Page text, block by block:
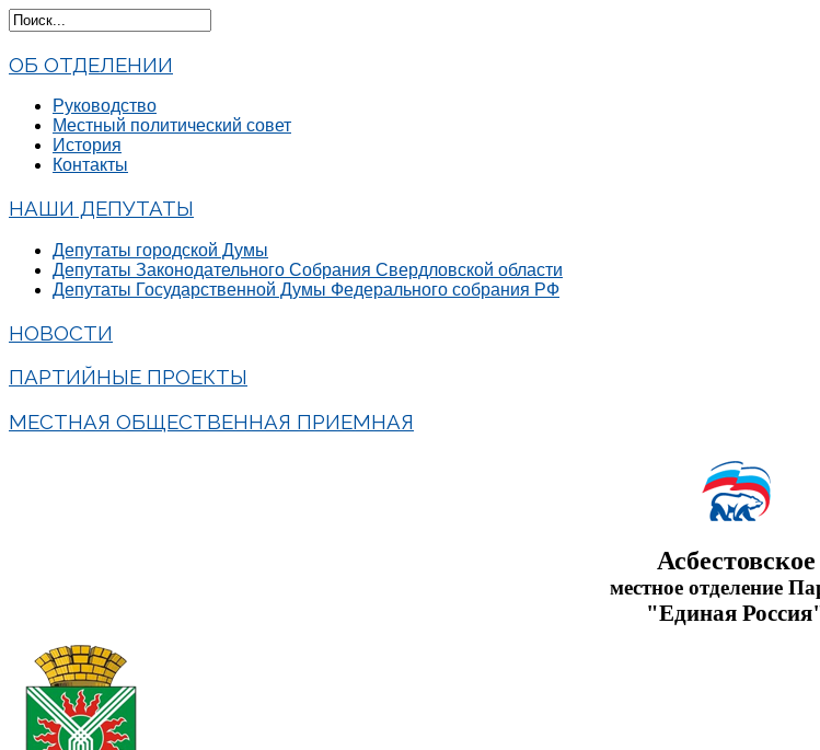
ОБ ОТДЕЛЕНИИ
Руководство
Местный политический совет
История
Контакты
НАШИ ДЕПУТАТЫ
Депутаты городской Думы
Депутаты Законодательного Собрания Свердловской области
Депутаты Государственной Думы Федерального собрания РФ
НОВОСТИ
ПАРТИЙНЫЕ ПРОЕКТЫ
МЕСТНАЯ ОБЩЕСТВЕННАЯ ПРИЕМНАЯ
Асбестовское
местное отделение
"Единая